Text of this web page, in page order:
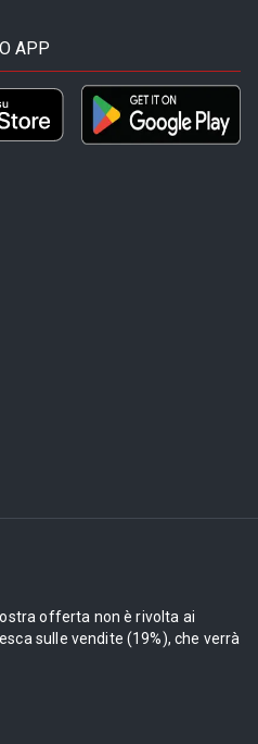
APP
offerta non è rivolta ai
sulle vendite (19%), che verrà